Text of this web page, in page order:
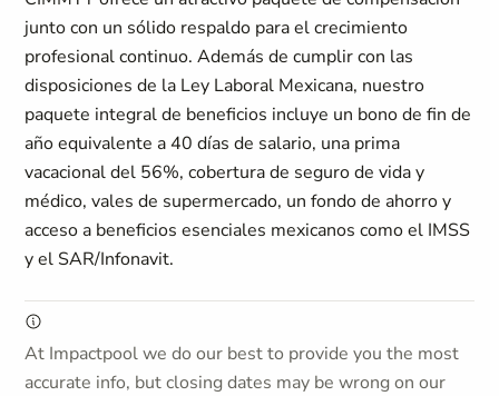
junto con un sólido respaldo para el crecimiento
profesional continuo. Además de cumplir con las
disposiciones de la Ley Laboral Mexicana, nuestro
paquete integral de beneficios incluye un bono de fin de
año equivalente a 40 días de salario, una prima
vacacional del 56%, cobertura de seguro de vida y
médico, vales de supermercado, un fondo de ahorro y
acceso a beneficios esenciales mexicanos como el IMSS
y el SAR/Infonavit.
At Impactpool we do our best to provide you the most
accurate info, but closing dates may be wrong on our